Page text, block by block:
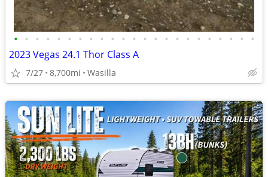
• • • • • • • • • • • • • • • • • • • • • • •
2023 Vegas 24.1 Thor Class A
7/27 8,700mi Wasilla